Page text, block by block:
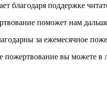
благодаря поддержке
поможет нам
за ежемесячное
пожертвование вы можете в